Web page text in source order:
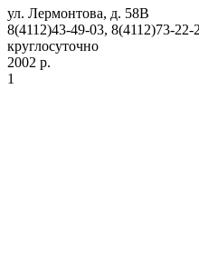
ул. Лермонтова, д. 58В
8(4112)43-49-03, 8(4112)73-22-
круглосуточно
2002 р.
1